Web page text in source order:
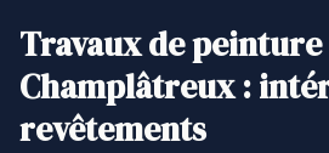
Travaux de peinture
Champlâtreux :
revêtements